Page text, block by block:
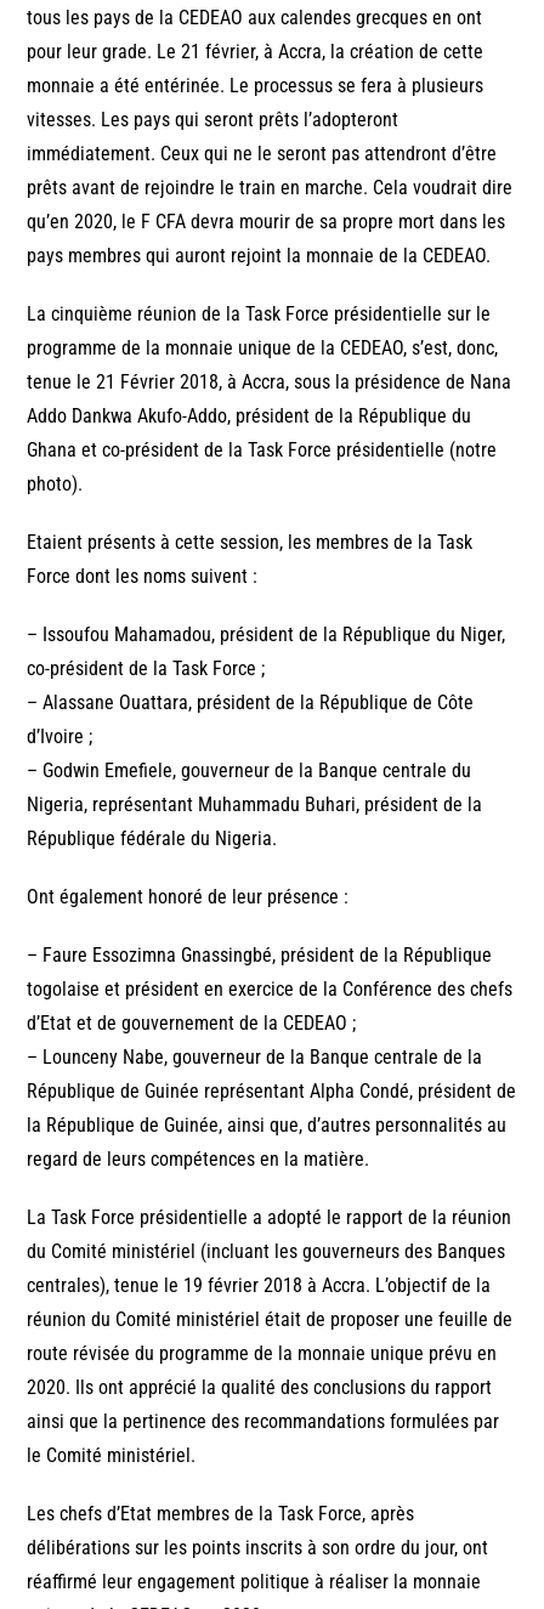
tous les pays de la CEDEAO aux calendes grecques en ont
pour leur grade. Le 21 février, à Accra, la création de cette
monnaie a été entérinée. Le processus se fera à plusieurs
vitesses. Les pays qui seront prêts l’adopteront
immédiatement. Ceux qui ne le seront pas attendront d’être
prêts avant de rejoindre le train en marche. Cela voudrait dire
qu’en 2020, le F CFA devra mourir de sa propre mort dans les
pays membres qui auront rejoint la monnaie de la CEDEAO.
La cinquième réunion de la Task Force présidentielle sur le
programme de la monnaie unique de la CEDEAO, s’est, donc,
tenue le 21 Février 2018, à Accra, sous la présidence de Nana
Addo Dankwa Akufo-Addo, président de la République du
Ghana et co-président de la Task Force présidentielle (notre
photo).
Etaient présents à cette session, les membres de la Task
Force dont les noms suivent :
– Issoufou Mahamadou, président de la République du Niger,
co-président de la Task Force ;
– Alassane Ouattara, président de la République de Côte
d’Ivoire ;
– Godwin Emefiele, gouverneur de la Banque centrale du
Nigeria, représentant Muhammadu Buhari, président de la
République fédérale du Nigeria.
Ont également honoré de leur présence :
– Faure Essozimna Gnassingbé, président de la République
togolaise et président en exercice de la Conférence des chefs
d’Etat et de gouvernement de la CEDEAO ;
– Lounceny Nabe, gouverneur de la Banque centrale de la
République de Guinée représentant Alpha Condé, président de
la République de Guinée, ainsi que, d’autres personnalités au
regard de leurs compétences en la matière.
La Task Force présidentielle a adopté le rapport de la réunion
du Comité ministériel (incluant les gouverneurs des Banques
centrales), tenue le 19 février 2018 à Accra. L’objectif de la
réunion du Comité ministériel était de proposer une feuille de
route révisée du programme de la monnaie unique prévu en
2020. Ils ont apprécié la qualité des conclusions du rapport
ainsi que la pertinence des recommandations formulées par
le Comité ministériel.
Les chefs d’Etat membres de la Task Force, après
délibérations sur les points inscrits à son ordre du jour, ont
réaffirmé leur engagement politique à réaliser la monnaie